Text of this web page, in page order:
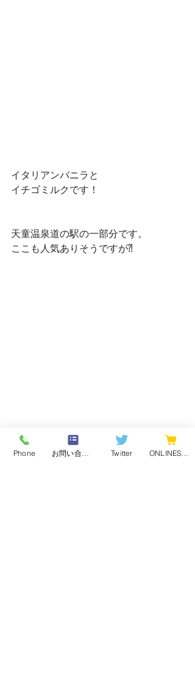
イタリアンバニラと
イチゴミルクです！
天童温泉道の駅の一部分です。
ここも人気ありそうですが⁈
Phone お問い合わせフォーム Twitter